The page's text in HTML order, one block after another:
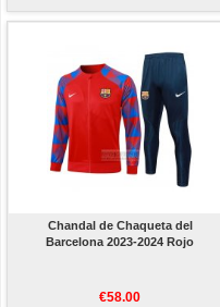
Chandal de Chaqueta del
Barcelona 2023-2024 Rojo
€58.00